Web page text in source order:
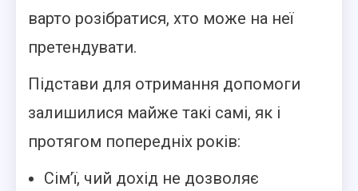
варто розібратися, хто може на неї
претендувати.
Підстави для отримання допомоги
залишилися майже такі самі, як і
протягом попередніх років:
Сім’ї, чий дохід не дозволяє